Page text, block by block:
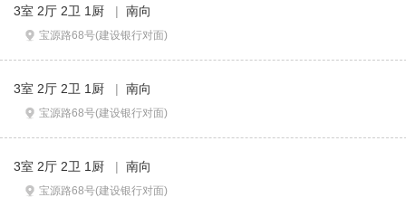
3室 2厅 2卫 1厨 | 南向
宝源路68号(建设银行对面)
3室 2厅 2卫 1厨 | 南向
宝源路68号(建设银行对面)
3室 2厅 2卫 1厨 | 南向
宝源路68号(建设银行对面)